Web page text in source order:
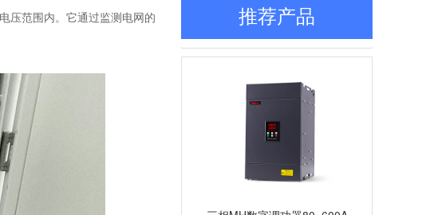
压范围内。它通过监测电网的
推荐产品
三相TM数字调功器25~200A